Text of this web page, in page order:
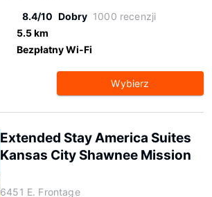
8.4/10 Dobry 1000 recenzji
5.5 km
Bezpłatny Wi-Fi
Wybierz
Extended Stay America Suites
Kansas City Shawnee Mission
6451 E. Frontage